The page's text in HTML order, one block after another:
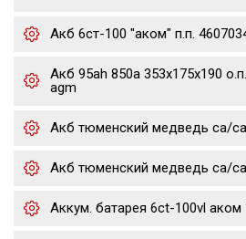
Акб 6ст-100 "аком" п.п.
Акб 95ah 850a 353x175x190
agm
Акб тюменский медведь ca/
Акб тюменский медведь ca/
Аккум. батарея 6ct-100vl аком